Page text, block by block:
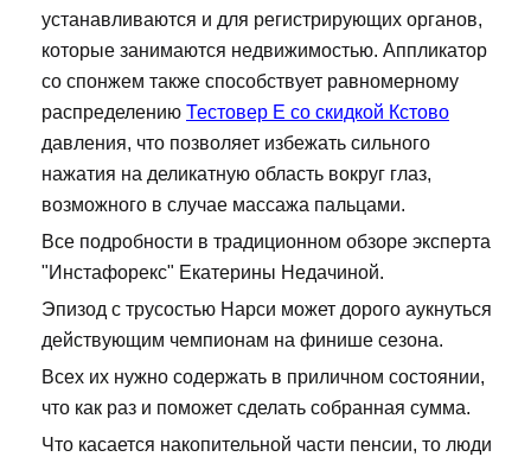
устанавливаются и для регистрирующих органов,
которые занимаются недвижимостью. Аппликатор
со спонжем также способствует равномерному
распределению Тестовер Е со скидкой Кстово
давления, что позволяет избежать сильного
нажатия на деликатную область вокруг глаз,
возможного в случае массажа пальцами.
Все подробности в традиционном обзоре эксперта
"Инстафорекс" Екатерины Недачиной.
Эпизод с трусостью Нарси может дорого аукнуться
действующим чемпионам на финише сезона.
Всех их нужно содержать в приличном состоянии,
что как раз и поможет сделать собранная сумма.
Что касается накопительной части пенсии, то люди